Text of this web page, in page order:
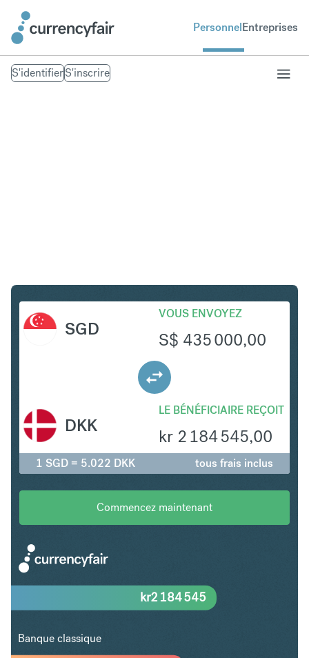
PersonnelEntreprises
S'identifierS'inscrire
SGD
VOUS ENVOYEZ
S$ 435 000,00
LE BÉNÉFICIAIRE REÇOIT
kr 2 184 545,00
DKK
1 SGD = 5.022 DKK tous frais inclus
Commencez maintenant
kr2 184 545
Banque classique